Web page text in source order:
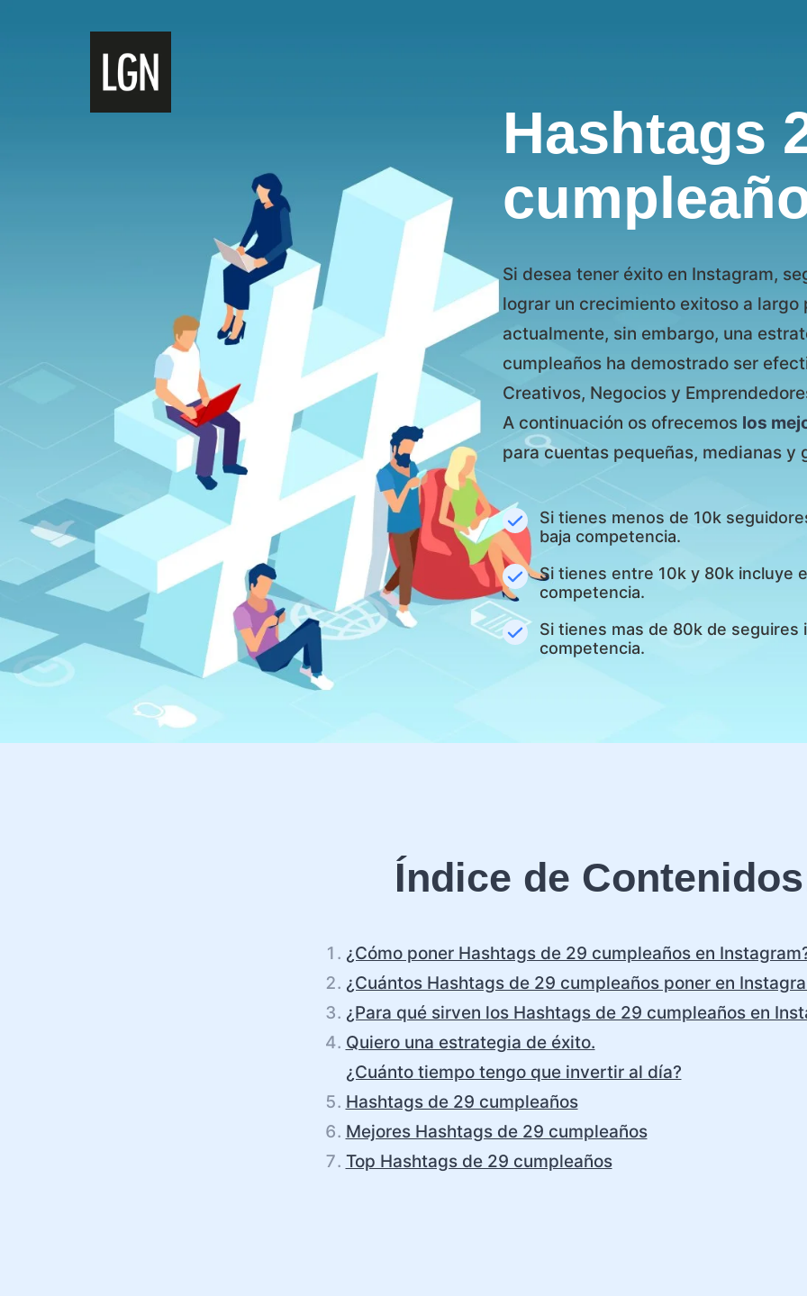
Hashtags
Si desea tener éxito en Instagram,
lograr un crecimiento exitoso a
actualmente, sin embargo, una
cumpleaños ha demostrado ser
Creativos, Negocios y
A continuación os ofrecemos los
para cuentas pequeñas, medianas y
Si tienes menos de 10k
baja competencia.
Si tienes entre 10k y 80k incluye
competencia.
Si tienes mas de 80k de seguires
competencia.
Índice de
¿Cómo poner Hashtags de 29 cumpleaños en
¿Cuántos Hashtags de 29 cumpleaños poner en
¿Para qué sirven los Hashtags de 29 cumpleaños en
Quiero una estrategia de éxito.
¿Cuánto tiempo tengo que invertir al día?
Hashtags de 29 cumpleaños
Mejores Hashtags de 29 cumpleaños
Top Hashtags de 29 cumpleaños